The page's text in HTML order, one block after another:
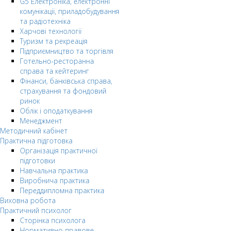
комунікації, приладобудування
та радіотехніка
Харчові технології
Туризм та рекреація
Підприємництво та торгівля
Готельно-ресторанна
справа та кейтеринг
Фінанси, банківська справа,
страхування та фондовий
ринок
Облік і оподаткування
Менеджмент
Методичний кабінет
Практична підготовка
Організація практичної
підготовки
Навчальна практика
Виробнича практика
Переддипломна практика
Виховна робота
Практичний психолог
Сторінка психолога